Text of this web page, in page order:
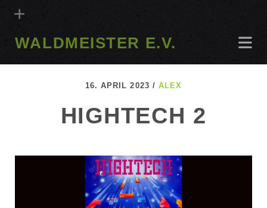
WALDMEISTER E.V.
16. APRIL 2023 / ALEX
HIGHTECH 2